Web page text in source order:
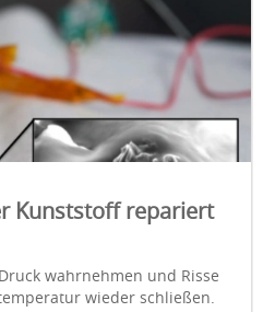
Kunststoff repariert
wahrnehmen und Risse
wieder schließen.